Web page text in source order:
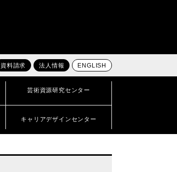
資料請求 法人情報 ENGLISH
芸術資源研究センター
キャリアデザインセンター